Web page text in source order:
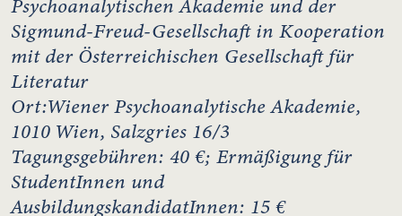
Psychoanalytischen Akademie und der
Sigmund-Freud-Gesellschaft in Kooperation
mit der Österreichischen Gesellschaft für
Literatur
Ort:Wiener Psychoanalytische Akademie,
1010 Wien, Salzgries 16/3
Tagungsgebühren: 40 €; Ermäßigung für
StudentInnen und
AusbildungskandidatInnen: 15 €